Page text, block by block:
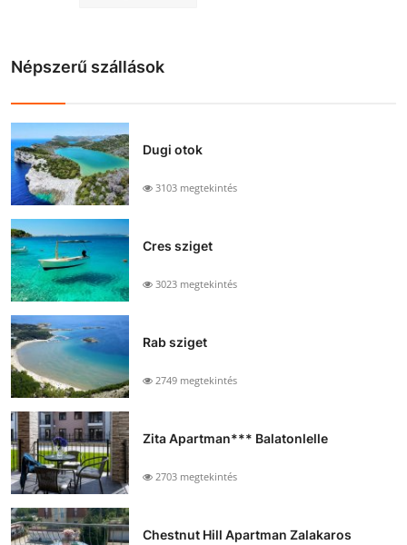
Népszerű szállások
Dugi otok
3103 megtekintés
Cres sziget
3023 megtekintés
Rab sziget
2749 megtekintés
Zita Apartman*** Balatonlelle
2703 megtekintés
Chestnut Hill Apartman Zalakaros